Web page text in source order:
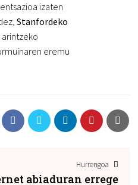
izaten
Stanfordeko
eremu
Hurrengoa
abiaduran errege